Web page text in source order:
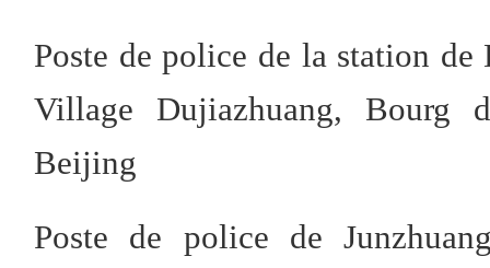
Poste de police de la station
Village Dujiazhuang, Bourg
Beijing
Poste de police de